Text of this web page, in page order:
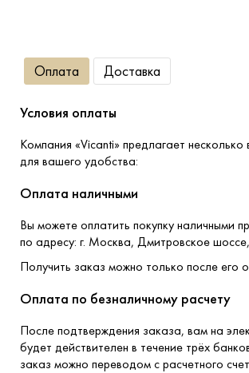
Оплата Доставка
Условия оплаты
Компания «Vicanti» предлагает
для вашего удобства:
Оплата наличными
Вы можете оплатить покупку наличными
по адресу: г. Москва, Дмитровское
Получить заказ можно только после его
Оплата по безналичному расчету
После подтверждения заказа, вам на
будет действителен в течение трёх
заказ можно переводом с расчетного